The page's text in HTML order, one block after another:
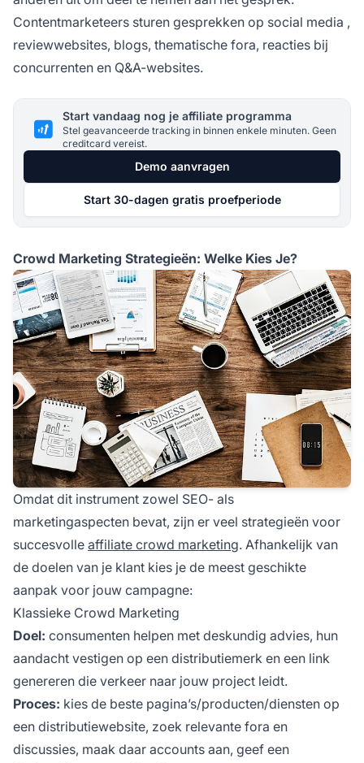
Contentmarketeers sturen gesprekken op social media ,
reviewwebsites, blogs, thematische fora, reacties bij
concurrenten en Q&A-websites.
Start vandaag nog je affiliate programma
Stel geavanceerde tracking in binnen enkele minuten. Geen
creditcard vereist.
Demo aanvragen
Start 30-dagen gratis proefperiode
Crowd Marketing Strategieën: Welke Kies Je?
Omdat dit instrument zowel SEO- als
marketingaspecten bevat, zijn er veel strategieën voor
succesvolle affiliate crowd marketing. Afhankelijk van
de doelen van je klant kies je de meest geschikte
aanpak voor jouw campagne:
Klassieke Crowd Marketing
Doel: consumenten helpen met deskundig advies, hun
aandacht vestigen op een distributiemerk en een link
genereren die verkeer naar jouw project leidt.
Proces: kies de beste pagina’s/producten/diensten op
een distributiewebsite, zoek relevante fora en
discussies, maak daar accounts aan, geef een